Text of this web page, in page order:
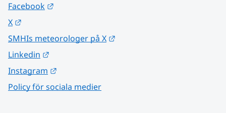
Facebook
X
SMHIs meteorologer på X
Linkedin
Instagram
Policy för sociala medier